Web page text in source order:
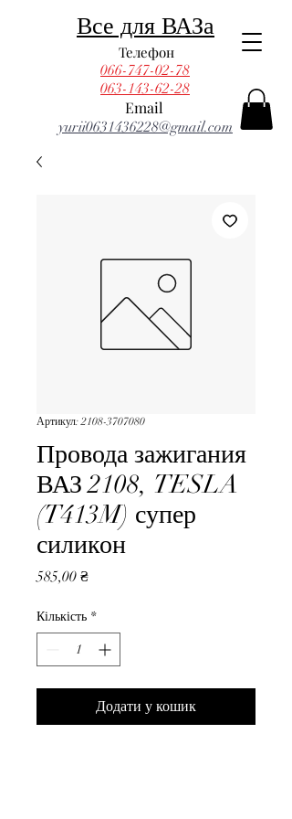
Email
Телефон
yurii0631436228@gmail.com
066-747-02-78
Все для ВАЗа
063-143-62-28
Артикул: 2108-3707080
Провода зажигания
ВАЗ 2108, TESLA
(T413M) супер
силикон
585,00 ₴Ціна
Кількість *
Додати у кошик